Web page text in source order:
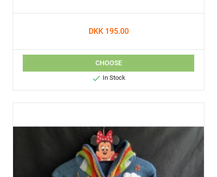
DKK 195.00
CHOOSE
 In Stock